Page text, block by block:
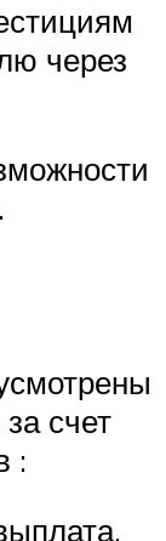
через
счет
: